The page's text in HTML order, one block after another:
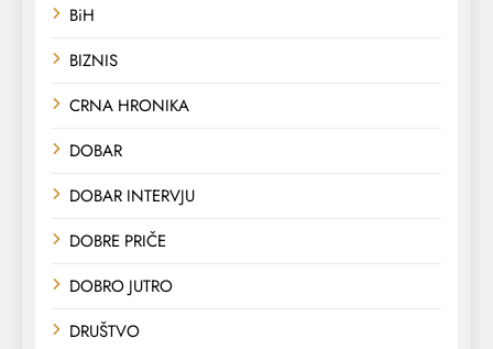
BiH
BIZNIS
CRNA HRONIKA
DOBAR
DOBAR INTERVJU
DOBRE PRIČE
DOBRO JUTRO
DRUŠTVO